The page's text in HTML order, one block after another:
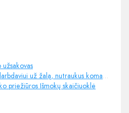
Darbuotojo atsakomybė darbdaviui už žalą, nutraukus komandiruotę (atsisakius dirbti)
priežiūros Išmokų skaičiuoklė